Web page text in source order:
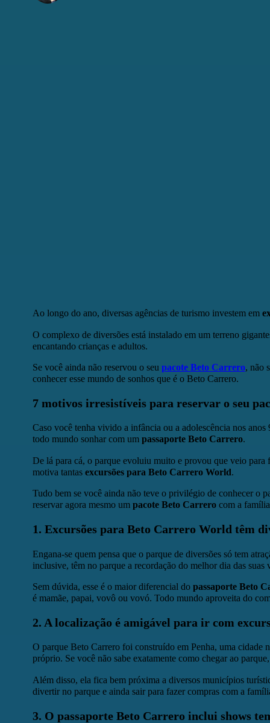
Ao longo do ano, diversas agências de turismo investem em
O complexo de diversões está instalado em um terreno
encantando crianças e adultos.
Se você ainda não reservou o seu pacote Beto Carrero, não
conhecer esse mundo de sonhos que é o Beto Carrero.
7 motivos irresistíveis para reservar o seu
Caso você tenha vivido a infância ou a adolescência nos
todo mundo sonhar com um passaporte Beto Carrero.
De lá para cá, o parque evoluiu muito e provou que veio
motiva tantas excursões para Beto Carrero World.
Tudo bem se você ainda não teve o privilégio de conhecer o
reservar agora mesmo um pacote Beto Carrerocom a
1. Excursões para Beto Carrero World têm
Engana-se quem pensa que o parque de diversões só tem
inclusive, têm no parque a recordação do melhor dia das suas
Sem dúvida, esse é o maior diferencial do passaporte Beto
é mamãe, papai, vovô ou vovó. Todo mundo aproveita do
2. A localização é amigável para ir com
O parque Beto Carrero foi construído em Penha, uma cidade
próprio. Se você não sabe exatamente como chegar ao
Além disso, ela fica bem próxima a diversos municípios
divertir no parque e ainda sair para fazer compras com a
3. O passaporte Beto Carrero inclui shows